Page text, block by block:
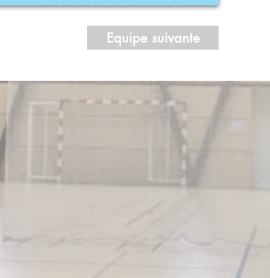
Equipe suivante